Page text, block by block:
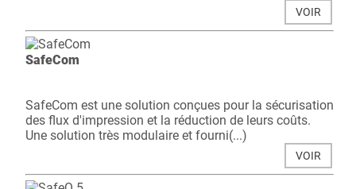
VOIR
SafeCom
SafeCom est une solution conçues pour la sécurisation
des flux d'impression et la réduction de leurs coûts.
Une solution très modulaire et fourni(...)
VOIR